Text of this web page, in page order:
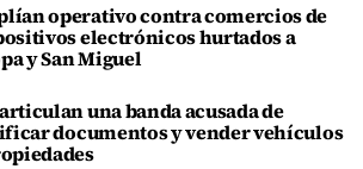
operativo contra comercios de
electrónicos hurtados a
y San Miguel
una banda acusada de
documentos y vender vehículos